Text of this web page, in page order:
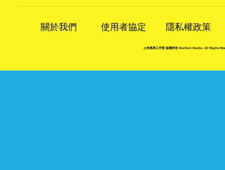
關於我們 使用者協定 隱私權政策
@奇異果工作室 版權所有 Kiwifruit Studio. All Rights